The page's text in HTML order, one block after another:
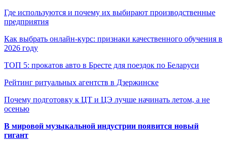
Где используются и почему их выбирают производственные
предприятия
Как выбрать онлайн-курс: признаки качественного обучения в
2026 году
ТОП 5: прокатов авто в Бресте для поездок по Беларуси
Рейтинг ритуальных агентств в Дзержинске
Почему подготовку к ЦТ и ЦЭ лучше начинать летом, а не
осенью
В мировой музыкальной индустрии появится новый
гигант